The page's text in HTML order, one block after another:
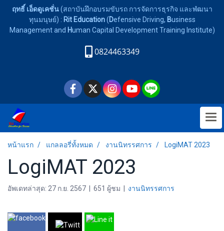
ฤทธิ์ เอ็ดดูเคชั่น(สถาบันฝึกอบรมขับรถ การจัดการธุรกิจ และพํฒนา
ทุนมนุษย์) : Rit Education(Defensive Driving, Business
Management and Human Capital Development Training Institute)
0824463349
หน้าแรก แกลลอรี่ทั้งหมด งานนิทรรศการ LogiMAT 2023
LogiMAT 2023
อัพเดทล่าสุด: 27 ก.ย. 2567 651 ผู้ชม งานนิทรรศการ